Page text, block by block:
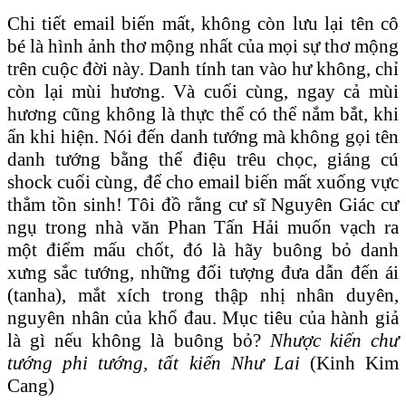
Chi tiết email biến mất, không còn lưu lại tên cô
bé là hình ảnh thơ mộng nhất của mọi sự thơ mộng
trên cuộc đời này. Danh tính tan vào hư không, chỉ
còn lại mùi hương. Và cuối cùng, ngay cả mùi
hương cũng không là thực thể có thể nắm bắt, khi
ẩn khi hiện. Nói đến danh tướng mà không gọi tên
danh tướng bằng thể điệu trêu chọc, giáng cú
shock cuối cùng, để cho email biến mất xuống vực
thẳm tồn sinh! Tôi đồ rằng cư sĩ Nguyên Giác cư
ngụ trong nhà văn Phan Tấn Hải muốn vạch ra
một điểm mấu chốt, đó là hãy buông bỏ danh
xưng sắc tướng, những đối tượng đưa dẫn đến ái
(tanha), mắt xích trong thập nhị nhân duyên,
nguyên nhân của khổ đau. Mục tiêu của hành giả
là gì nếu không là buông bỏ? Nhược kiến chư
tướng phi tướng, tất kiến Như Lai(Kinh Kim
Cang)